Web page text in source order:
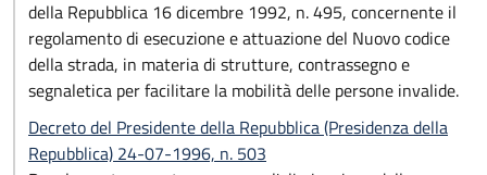
della Repubblica 16 dicembre 1992, n. 495, concernente il
regolamento di esecuzione e attuazione del Nuovo codice
della strada, in materia di strutture, contrassegno e
segnaletica per facilitare la mobilità delle persone invalide.
Decreto del Presidente della Repubblica (Presidenza della
Repubblica) 24-07-1996, n. 503